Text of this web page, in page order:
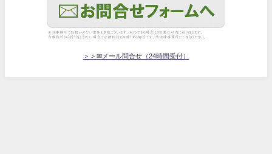
＞＞✉メール問合せ（24時間受付）